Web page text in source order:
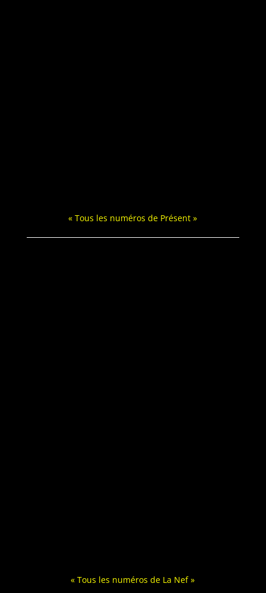
« Tous les numéros de Présent »
« Tous les numéros de La Nef »